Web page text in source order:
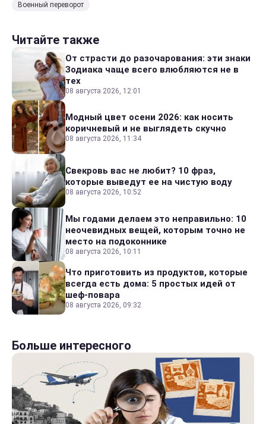
Военный переворот
Читайте также
От страсти до разочарования: эти знаки
Зодиака чаще всего влюбляются не в
тех
08 августа 2026, 12:01
Модный цвет осени 2026: как носить
коричневый и не выглядеть скучно
08 августа 2026, 11:34
Свекровь вас не любит? 10 фраз,
которые выведут ее на чистую воду
08 августа 2026, 10:52
Мы годами делаем это неправильно: 10
неочевидных вещей, которым точно не
место на подоконнике
08 августа 2026, 10:11
Что приготовить из продуктов, которые
всегда есть дома: 5 простых идей от
шеф-повара
08 августа 2026, 09:32
Больше интересного